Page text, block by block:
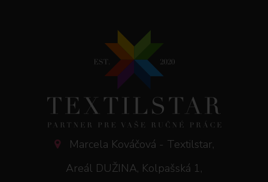
Marcela Kováčová - Textilstar,
Areál DUŽINA, Kolpašská 1,